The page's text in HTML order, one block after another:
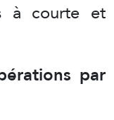
à courte et
par